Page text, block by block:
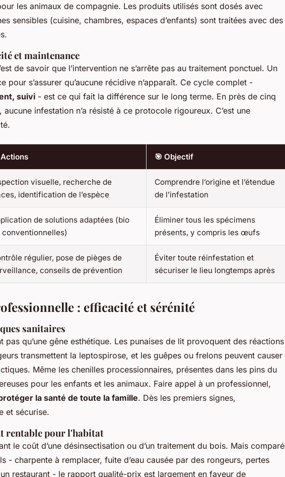
les animaux de compagnie. Les produits utilisés sont dosés avec
sensibles (cuisine, chambres, espaces d’enfants) sont traitées avec des
et maintenance
de savoir que l’intervention ne s’arrête pas au traitement ponctuel. Un
pour s’assurer qu’aucune récidive n’apparaît. Ce cycle complet -
suivi - est ce qui fait la différence sur le long terme. En près de cinq
aucune infestation n’a résisté à ce protocole rigoureux. C’est une
🎯 Objectif
visuelle, recherche de
identification de l’espèce
Comprendre l’origine et l’étendue
de l’infestation
de solutions adaptées (bio
conventionnelles)
Éliminer tous les spécimens
présents, y compris les œufs
régulier, pose de pièges de
conseils de prévention
Éviter toute réinfestation et
sécuriser le lieu longtemps après
: efficacité et sérénité
sanitaires
pas qu’une gêne esthétique. Les punaises de lit provoquent des réactions
transmettent la leptospirose, et les guêpes ou frelons peuvent causer
Même les chenilles processionnaires, présentes dans les pins du
pour les enfants et les animaux. Faire appel à un professionnel,
la santé de toute la famille. Dès les premiers signes,
et sécurise.
rentable pour l'habitat
le coût d’une désinsectisation ou d’un traitement du bois. Mais comparé
- charpente à remplacer, fuite d’eau causée par des rongeurs, pertes
restaurant - le rapport qualité-prix est largement en faveur de